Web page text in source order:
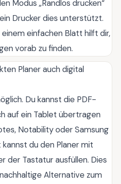
Modus „Randlos drucken“
Drucker dies unterstützt.
einfachen Blatt hilft dir,
vorab zu finden.
Planer auch digital
Du kannst die PDF-
auf ein Tablet übertragen
Notability oder Samsung
du den Planer mit
der Tastatur ausfüllen. Dies
Alternative zum